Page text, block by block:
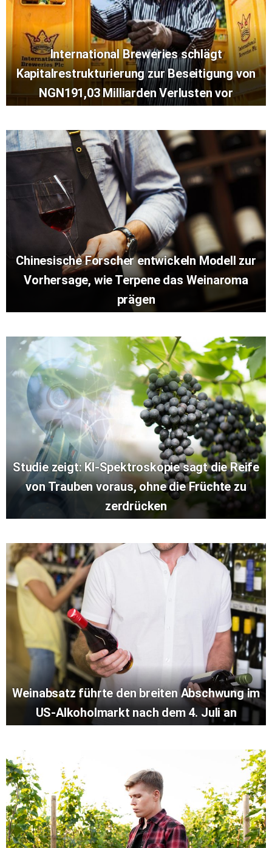
International Breweries schlägt
Kapitalrestrukturierung zur Beseitigung von
NGN191,03 Milliarden Verlusten vor
Chinesische Forscher entwickeln Modell zur
Vorhersage, wie Terpene das Weinaroma
prägen
Studie zeigt: KI-Spektroskopie sagt die Reife
von Trauben voraus, ohne die Früchte zu
zerdrücken
Weinabsatz führte den breiten Abschwung im
US-Alkoholmarkt nach dem 4. Juli an